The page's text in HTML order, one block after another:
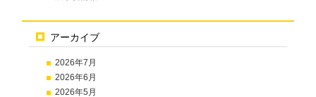
アーカイブ
2026年7月
2026年6月
2026年5月